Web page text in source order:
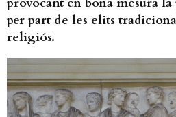
per part de les elits
religiós.